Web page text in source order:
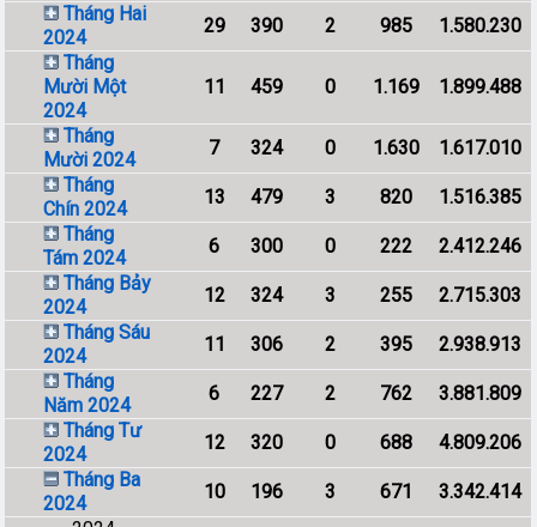
Tháng Hai
2024
29 390 2 985
1.580.230
Tháng
Mười Một
2024
11 459 0 1.169 1.899.488
Tháng
Mười 2024
7 324 0 1.630
1.617.010
Tháng
Chín 2024
13 479 3 820
1.516.385
Tháng
Tám 2024
6 300 0 222
2.412.246
Tháng Bảy
2024
12 324 3 255
2.715.303
Tháng Sáu
2024
11 306 2 395
2.938.913
Tháng
Năm 2024
6 227 2 762
3.881.809
Tháng Tư
2024
12 320 0 688
4.809.206
Tháng Ba
2024
10 196 3 671
3.342.414